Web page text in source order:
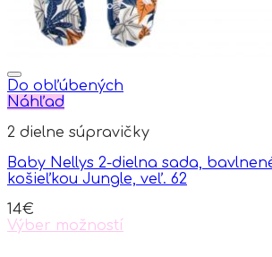
Do obľúbených
Náhľad
2 dielne súpravičky
Baby Nellys 2-dielna sada,
košieľkou Jungle, veľ. 62
14€
Výber možností